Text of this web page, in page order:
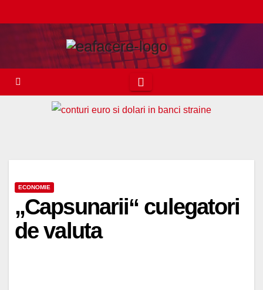
to
ECONOMIE
„Capsunarii“ culegatori
de valuta